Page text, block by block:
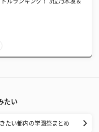
たい
たい都内の学園祭まとめ